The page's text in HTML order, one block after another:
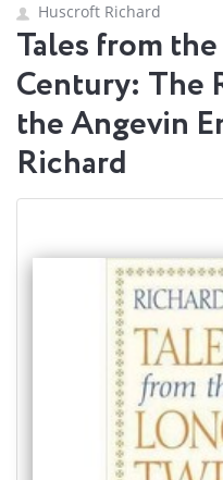
Huscroft Richard
Tales from
Century: The
the Angevin
Richard